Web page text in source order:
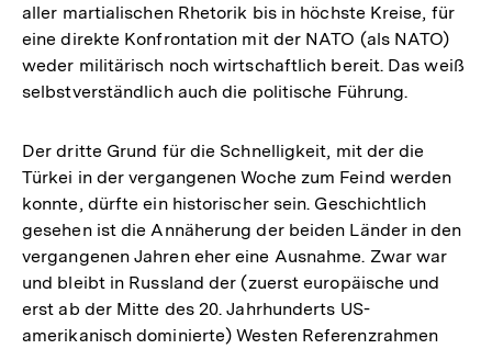
aller martialischen Rhetorik bis in höchste Kreise, für
eine direkte Konfrontation mit der NATO (als NATO)
weder militärisch noch wirtschaftlich bereit. Das weiß
selbstverständlich auch die politische Führung.
Der dritte Grund für die Schnelligkeit, mit der die
Türkei in der vergangenen Woche zum Feind werden
konnte, dürfte ein historischer sein. Geschichtlich
gesehen ist die Annäherung der beiden Länder in den
vergangenen Jahren eher eine Ausnahme. Zwar war
und bleibt in Russland der (zuerst europäische und
erst ab der Mitte des 20. Jahrhunderts US-
amerikanisch dominierte) Westen Referenzrahmen